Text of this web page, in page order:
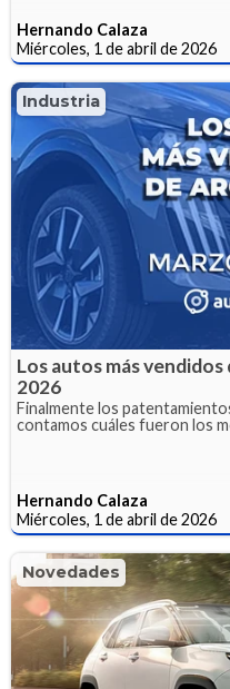
Hernando Calaza
Miércoles, 1 de abril de 2026
Industria
Los autos más
2026
Finalmente los
contamos cuáles fueron los
Hernando Calaza
Miércoles, 1 de abril de 2026
Novedades